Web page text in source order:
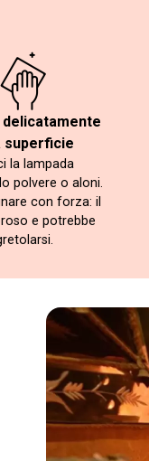
delicatamente
superficie
la lampada
polvere o aloni.
con forza: il
e potrebbe